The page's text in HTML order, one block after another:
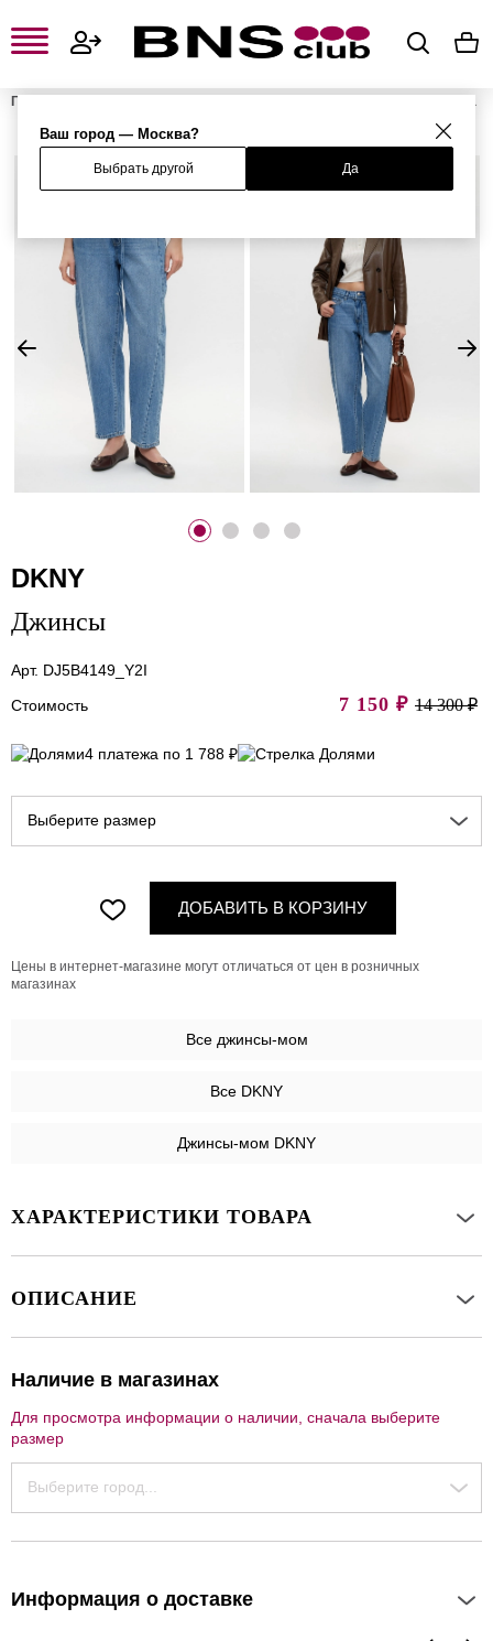
Ваш город — Москва?
Выбрать другой Да
Главная
Женская одежда
%
DKNY
Джинсы
Арт. DJ5B4149_Y2I
Стоимость
7 150 ₽ 14 300 ₽
4 платежа по 1 788 ₽
Выберите размер
ДОБАВИТЬ В КОРЗИНУ
Цены в интернет-магазине могут отличаться от цен в розничных
магазинах
Все джинсы-мом
Все DKNY
Джинсы-мом DKNY
ХАРАКТЕРИСТИКИ ТОВАРА
ОПИСАНИЕ
Наличие в магазинах
Для просмотра информации о наличии, сначала выберите
размер
Выберите город...
Информация о доставке